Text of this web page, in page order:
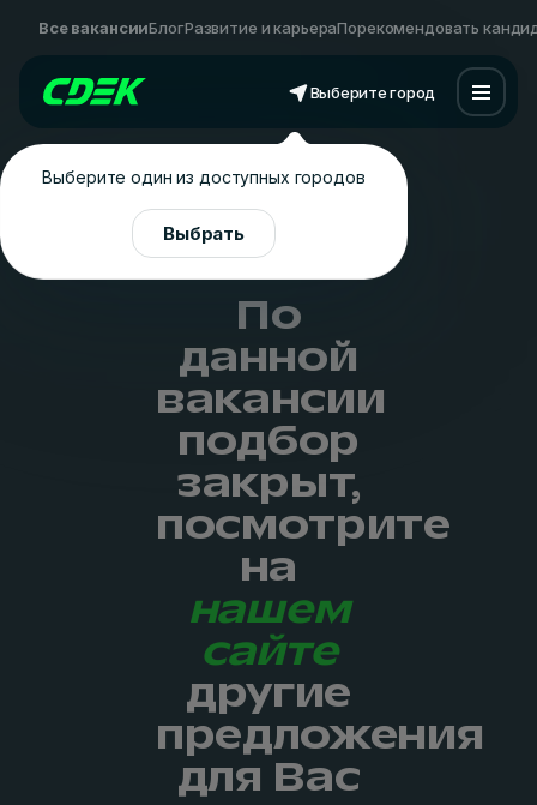
Все вакансииБлогРазвитие и карьераПорекомендовать
Выберите город
Выберите один из доступных городов
Выбрать
По
данной
вакансии
подбор
закрыт,
посмотрите
на
нашем
сайте
другие
предложения
для Вас